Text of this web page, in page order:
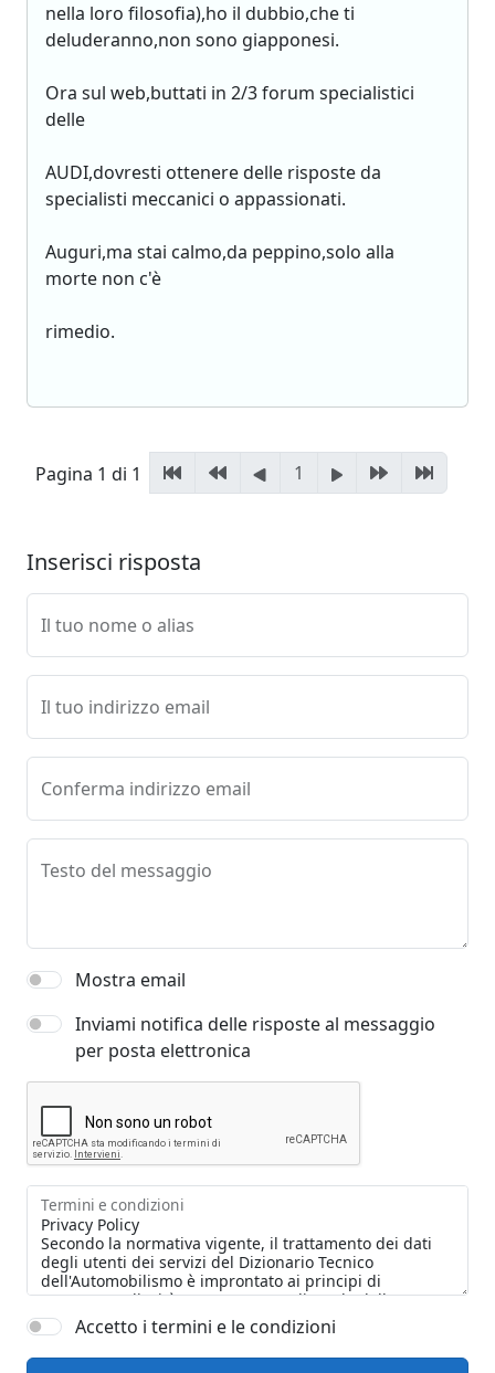
nella loro filosofia),ho il dubbio,che ti
deluderanno,non sono giapponesi.
Ora sul web,buttati in 2/3 forum specialistici
delle
AUDI,dovresti ottenere delle risposte da
specialisti meccanici o appassionati.
Auguri,ma stai calmo,da peppino,solo alla
morte non c'è
rimedio.
Pagina 1 di 1 1
Inserisci risposta
Il tuo nome o alias
Il tuo indirizzo email
Conferma indirizzo email
Testo del messaggio
Mostra email
Inviami notifica delle risposte al messaggio
per posta elettronica
Termini e condizioni
Accetto i termini e le condizioni